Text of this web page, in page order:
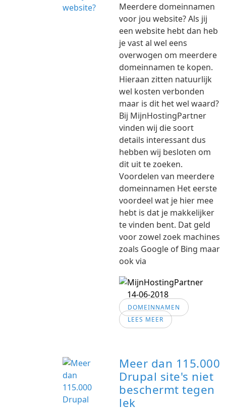
Meerdere domeinnamen
voor jou website? Als jij
een website hebt dan heb
je vast al wel eens
overwogen om meerdere
domeinnamen te kopen.
Hieraan zitten natuurlijk
wel kosten verbonden
maar is dit het wel waard?
Bij MijnHostingPartner
vinden wij die soort
details interessant dus
hebben wij besloten om
dit uit te zoeken.
Voordelen van meerdere
domeinnamen Het eerste
voordeel wat je hier mee
hebt is dat je makkelijker
te vinden bent. Dat geld
voor zowel zoek machines
zoals Google of Bing maar
ook via
14-06-2018
DOMEINNAMEN
LEES MEER
Meer dan 115.000
Drupal site's niet
beschermt tegen
lek